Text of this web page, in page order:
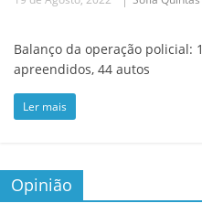
Balanço da operação policial:
apreendidos, 44 autos
Ler mais
Opinião